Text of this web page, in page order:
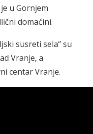
u Gornjem
domaćini.
susreti sela“ su
Vranje, a
centar Vranje.